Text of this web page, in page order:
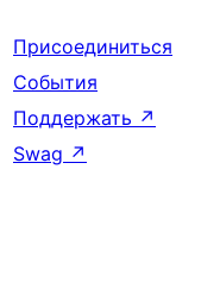
Присоединиться
События
Поддержать ↗
Swag ↗